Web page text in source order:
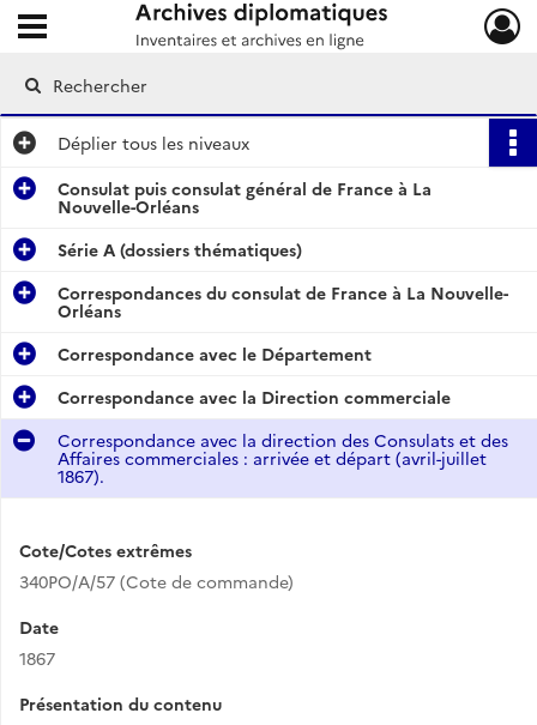
Archives diplomatiques
Ouvrir le menu déroulant
Déplier tous les niveaux
Consulat puis consulat général de France à La
Nouvelle-Orléans
Série A (dossiers thématiques)
Correspondances du consulat de France à La Nouvelle-
Orléans
Correspondance avec le Département
Correspondance avec la Direction commerciale
Correspondance avec la direction des Consulats et des
Affaires commerciales : arrivée et départ (avril-juillet
1867).
Cote/Cotes extrêmes
340PO/A/57 (Cote de commande)
Date
1867
Présentation du contenu